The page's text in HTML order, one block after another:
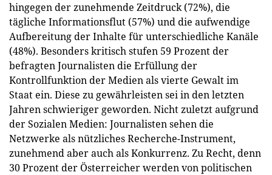
hingegen der zunehmende Zeitdruck (72%), die
tägliche Informationsflut (57%) und die aufwendige
Aufbereitung der Inhalte für unterschiedliche Kanäle
(48%). Besonders kritisch stufen 59 Prozent der
befragten Journalisten die Erfüllung der
Kontrollfunktion der Medien als vierte Gewalt im
Staat ein. Diese zu gewährleisten sei in den letzten
Jahren schwieriger geworden. Nicht zuletzt aufgrund
der Sozialen Medien: Journalisten sehen die
Netzwerke als nützliches Recherche-Instrument,
zunehmend aber auch als Konkurrenz. Zu Recht, denn
30 Prozent der Österreicher werden von politischen